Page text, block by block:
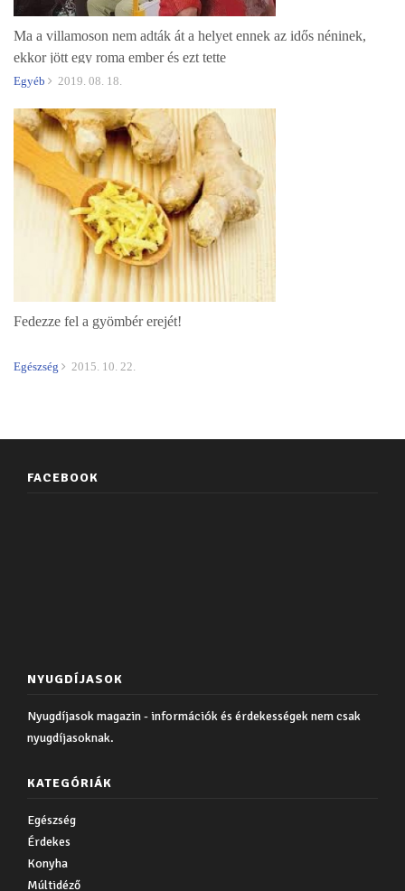
Ma a villamoson nem adták át a helyet ennek az idős néninek,
ekkor jött egy roma ember és ezt tette
Egyéb 2019. 08. 18.
Fedezze fel a gyömbér erejét!
Egészség 2015. 10. 22.
FACEBOOK
NYUGDÍJASOK
Nyugdíjasok magazin - információk és érdekességek nem csak
nyugdíjasoknak.
KATEGÓRIÁK
Egészség
Érdekes
Konyha
Múltidéző